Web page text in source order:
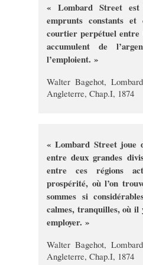
« Lombard Street
emprunts constants
courtier perpétuel entre
accumulent de
l’emploient. »
Walter Bagehot,
Angleterre, Chap.I, 1874
« Lombard Street joue
entre deux grandes
entre ces régions
prospérité, où l’on
sommes si
calmes, tranquilles, où il
employer. »
Walter Bagehot,
Angleterre, Chap.I, 1874